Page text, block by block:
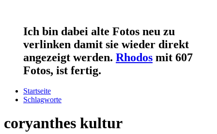
Ich bin dabei alte Fotos neu zu
verlinken damit sie wieder direkt
angezeigt werden. Rhodos mit 607
Fotos, ist fertig.
Startseite
Schlagworte
coryanthes kultur